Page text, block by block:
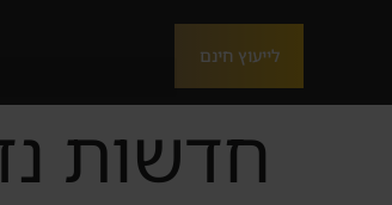
לייעוץ חינם
חדשות